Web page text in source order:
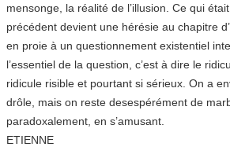
mensonge, la réalité de l’illusion. Ce qui
précédent devient une hérésie au chapitre
en proie à un questionnement existentiel
l’essentiel de la question, c’est à dire le
ridicule risible et pourtant si sérieux. On a
drôle, mais on reste desespérément de
paradoxalement, en s’amusant.
ETIENNE